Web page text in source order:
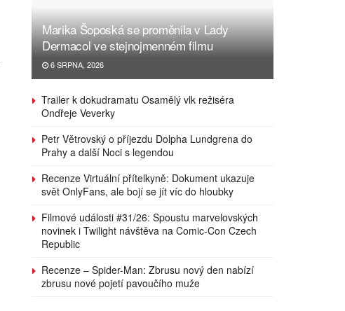
Marika Šoposká se proměnila v Lady
Dermacol ve stejnojmenném filmu
6 SRPNA, 2026
Trailer k dokudramatu Osamělý vlk režiséra
Ondřeje Veverky
Petr Větrovský o příjezdu Dolpha Lundgrena do
Prahy a další Noci s legendou
Recenze Virtuální přítelkyně: Dokument ukazuje
svět OnlyFans, ale bojí se jít víc do hloubky
Filmové události #31/26: Spoustu marvelovských
novinek i Twilight návštěva na Comic-Con Czech
Republic
Recenze – Spider-Man: Zbrusu nový den nabízí
zbrusu nové pojetí pavoučího muže